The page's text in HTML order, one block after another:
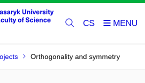
CS
Orthogonality and symmetry